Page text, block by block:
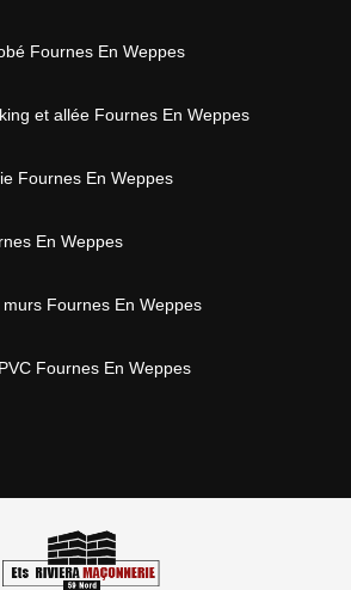
Fournes En Weppes
et allée Fournes En Weppes
Fournes En Weppes
En Weppes
Fournes En Weppes
Fournes En Weppes